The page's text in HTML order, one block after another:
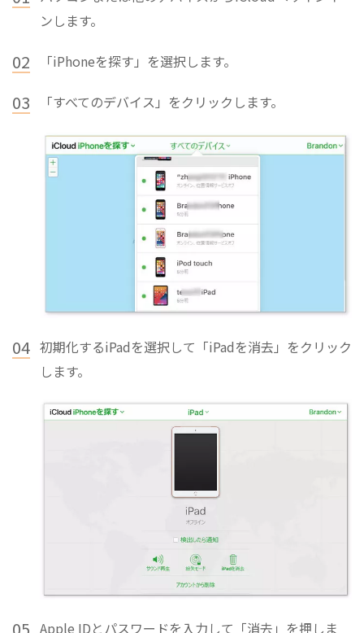
ンします。
02 「iPhoneを探す」を選択します。
03 「すべてのデバイス」をクリックします。
04 初期化するiPadを選択して「iPadを消去」をクリック
します。
Apple IDとパスワードを入力して「消去」を押しま